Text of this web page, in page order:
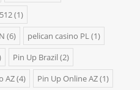
(1)
(6) pelican casino PL (1)
Pin Up Brazil (2)
AZ(4) Pin Up Online AZ(1)